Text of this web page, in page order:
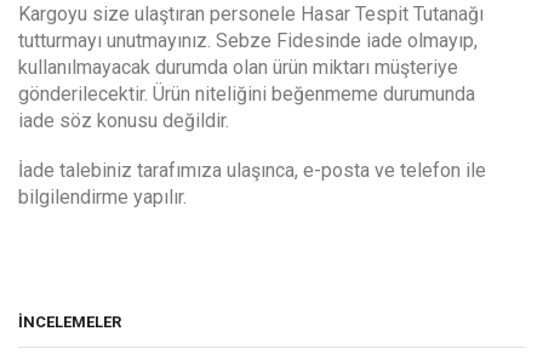
Kargoyu size ulaştıran personele Hasar Tespit Tutanağı
tutturmayı unutmayınız. Sebze Fidesinde iade olmayıp,
kullanılmayacak durumda olan ürün miktarı müşteriye
gönderilecektir. Ürün niteliğini beğenmeme durumunda
iade söz konusu değildir.
İade talebiniz tarafımıza ulaşınca, e-posta ve telefon ile
bilgilendirme yapılır.
İNCELEMELER